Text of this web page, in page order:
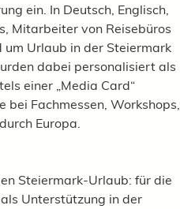
ein. In Deutsch, Englisch,
Mitarbeiter von Reisebüros
Urlaub in der Steiermark
dabei personalisiert als
einer „Media Card“
Fachmessen, Workshops,
Europa.
Steiermark-Urlaub: für die
Unterstützung in der